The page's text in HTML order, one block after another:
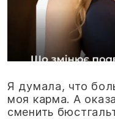
Я думала, что
моя карма. А
сменить